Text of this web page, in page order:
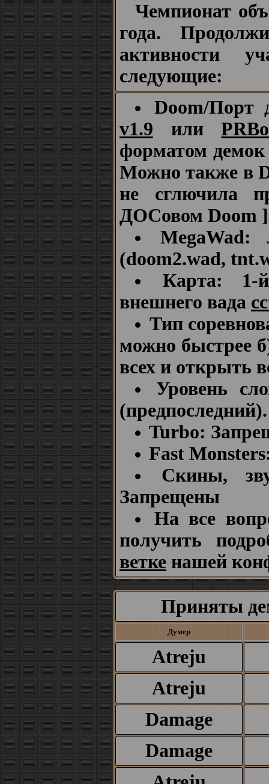
Чемпионат
года.
активности
следующие:
Doom/Порт
v1.9 или
форматом
Можно также в
не сглючила
ДОСовом Doom
MegaWad:
(doom2.wad,
Карта: 1-
внешнего вада
Тип
можно быстрее
всех и открыть
Уровень
(предпоследний).
Turbo:
Fast
Скины,
Запрещены
На все
получить
ветке нашей
Приняты
Думер
Atreju
Atreju
Damage
Damage